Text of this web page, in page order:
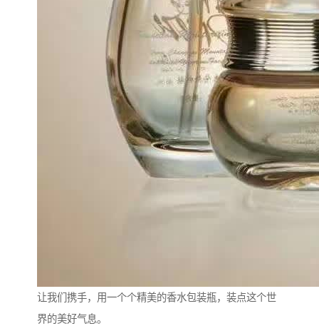
让我们携手，用一个个精美的香水包装瓶，装点这个世
界的美好气息。